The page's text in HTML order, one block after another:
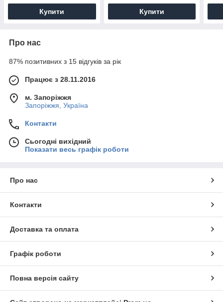
Купити Купити
Про нас
87% позитивних з 15 відгуків за рік
Працює з 28.11.2016
м. Запоріжжя
Запоріжжя, Україна
Контакти
Сьогодні вихідний
Показати весь графік роботи
Про нас
Контакти
Доставка та оплата
Графік роботи
Повна версія сайту